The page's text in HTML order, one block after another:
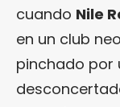
cuando Nile
en un club
pinchado por